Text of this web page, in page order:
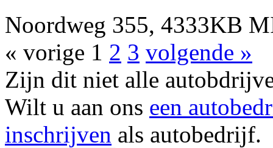
Noordweg 355, 4333KB
« vorige 1 2 3 volgende »
Zijn dit niet alle
Wilt u aan ons een
inschrijven als autobedrijf.